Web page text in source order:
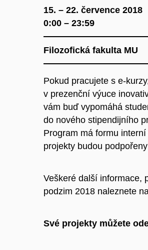
15. – 22. července 2018
0:00 – 23:59
Filozofická fakulta MU
Pokud pracujete s e-
v prezenční výuce
vám buď vypomáhá
do nového stipendijního
Program má formu
projekty budou
Veškeré další informace,
podzim 2018 naleznete
Své projekty můžete